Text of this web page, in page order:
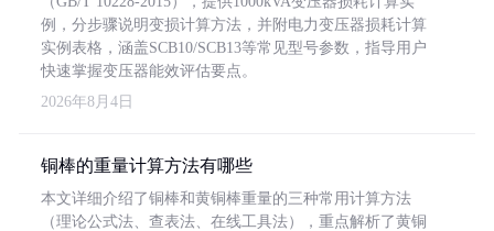
例，分步骤说明变损计算方法，并附电力变压器损耗计算
实例表格，涵盖SCB10/SCB13等常见型号参数，指导用户
快速掌握变压器能效评估要点。
2026年8月4日
铜棒的重量计算方法有哪些
本文详细介绍了铜棒和黄铜棒重量的三种常用计算方法
（理论公式法、查表法、在线工具法），重点解析了黄铜